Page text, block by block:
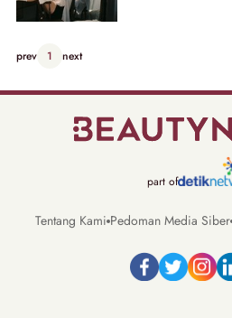
prev 1 next
part of
Tentang Kami Pedoman Media Siber